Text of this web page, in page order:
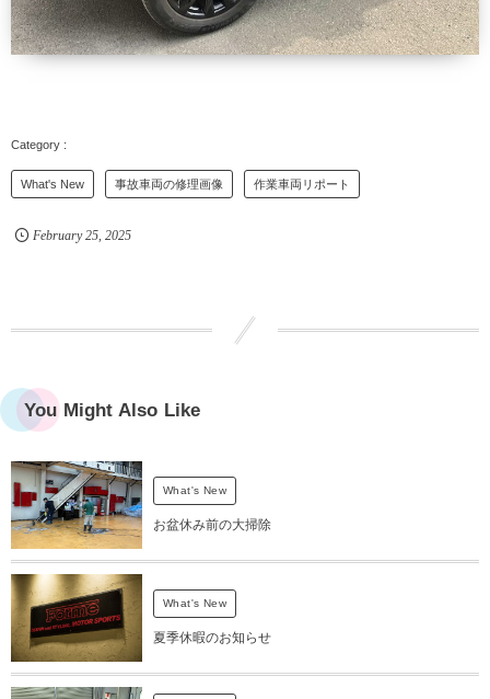
What's New 事故車両の修理画像 作業車両リポート
February 25, 2025
You Might Also Like
What's New
お盆休み前の大掃除
What's New
夏季休暇のお知らせ